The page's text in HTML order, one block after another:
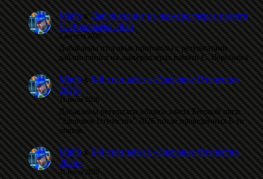
MinfoкДаблполлинг на лыжероллерах памяти
С. Воробьёва 2026
2 августа 2026
Добавлены итоговые протоколы с результатами
даблполлинга на лыжероллерах памяти С. Воробьёва.
Minfoк6-й этап забега «Здоровое Отечество
2026»
31 июля 2026
Добавлены результаты общего зачета Беговой лиги
"Здоровое Отечество" 2026 после проведённых 6-ти
этапов.
Minfoк6-й этап забега «Здоровое Отечество
2026»
31 июля 2026